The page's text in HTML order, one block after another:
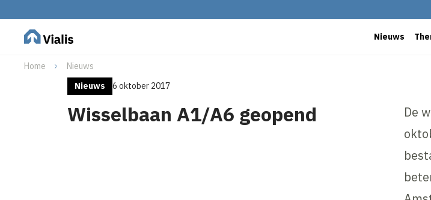
Nieuws
Home
Nieuws
Nieuws
6 oktober 2017
Wisselbaan A1/A6 geopend
De